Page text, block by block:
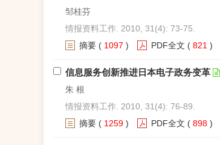
邹桂芬
情报资料工作. 2010, 31(4): 73-75.
摘要 ( 1097 ) PDF全文 ( 821 )
信息服务创新推进日本电子政务变革
朱 根
情报资料工作. 2010, 31(4): 76-89.
摘要 ( 1259 ) PDF全文 ( 898 )